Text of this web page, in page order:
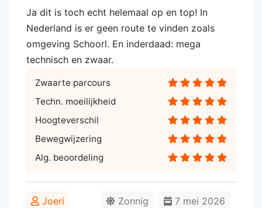
Ja dit is toch echt helemaal op en top! In
Nederland is er geen route te vinden zoals
omgeving Schoorl. En inderdaad: mega
technisch en zwaar.
Zwaarte parcours
Techn. moeilijkheid
Hoogteverschil
Bewegwijzering
Alg. beoordeling
Joeri 7 mei 2026
Zonnig